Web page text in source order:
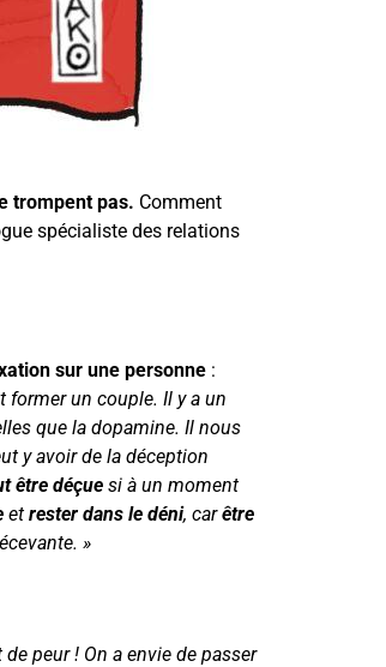
trompent pas. Comment
spécialiste des relations
sur une personne :
former un couple. Il y a un
que la dopamine. Il nous
y avoir de la déception
être déçue si à un moment
et rester dans le déni, carêtre
»
peur ! On a envie de passer